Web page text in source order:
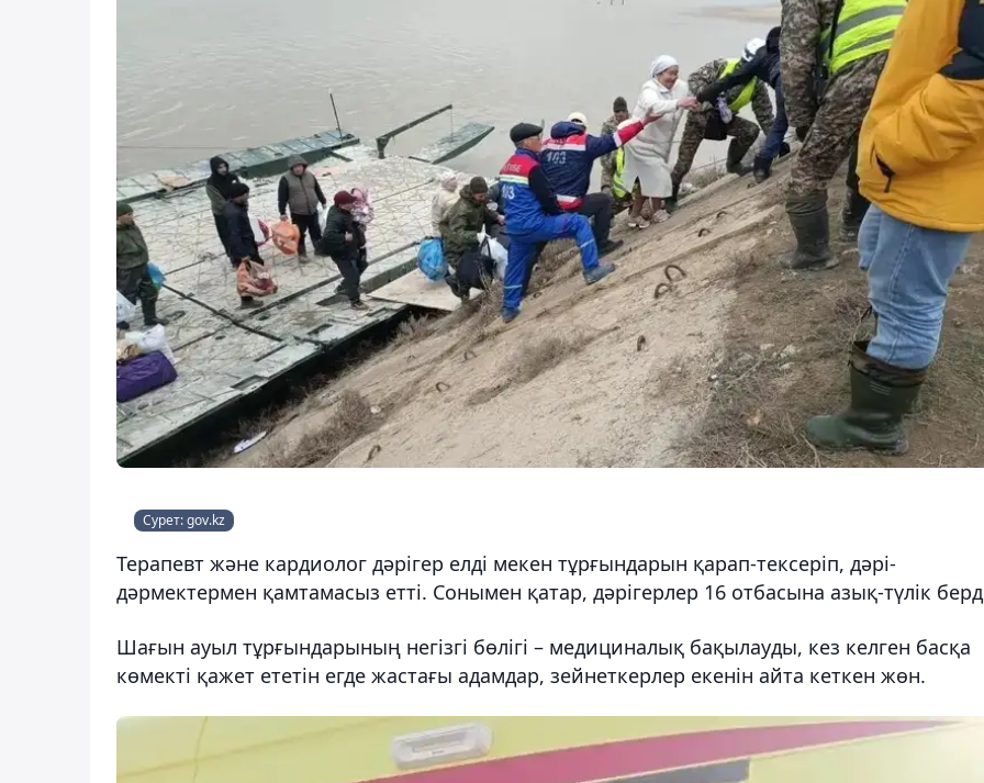
Сурет: gov.kz
Терапевт және кардиолог дәрігер елді мекен тұрғындарын қарап-тексеріп, дәрі-
дәрмектермен қамтамасыз етті. Сонымен қатар, дәрігерлер 16 отбасына азық-түлік
Шағын ауыл тұрғындарының негізгі бөлігі – медициналық бақылауды, кез келген басқа
көмекті қажет ететін егде жастағы адамдар, зейнеткерлер екенін айта кеткен жөн.